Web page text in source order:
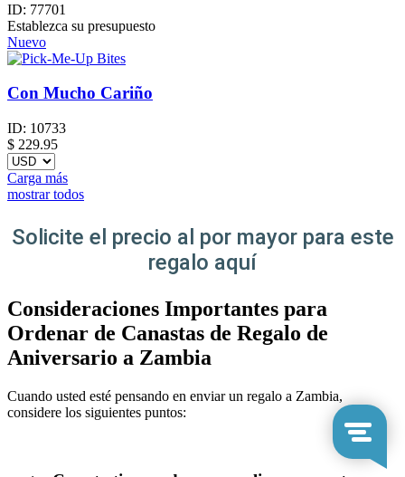
ID: 77701
Establezca su presupuesto
Nuevo
Con Mucho Cariño
ID: 10733
$ 229.95
Carga más
mostrar todos
Solicite el precio al por mayor para este
regalo aquí
Consideraciones Importantes para
Ordenar de Canastas de Regalo de
Aniversario a Zambia
Cuando usted esté pensando en enviar un regalo a Zambia,
considere los siguientes puntos: